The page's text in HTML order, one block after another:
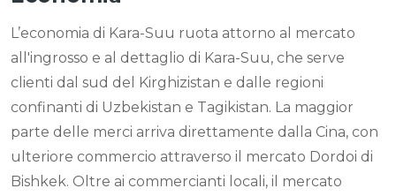
L’economia di Kara-Suu ruota attorno al mercato
all'ingrosso e al dettaglio di Kara-Suu, che serve
clienti dal sud del Kirghizistan e dalle regioni
confinanti di Uzbekistan e Tagikistan. La maggior
parte delle merci arriva direttamente dalla Cina, con
ulteriore commercio attraverso il mercato Dordoi di
Bishkek. Oltre ai commercianti locali, il mercato